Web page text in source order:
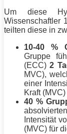
Um diese
Wissenschaftler
teilten diese in
10-40 %
Gruppe
(ECC)2
MVC),
einer
Kraft
40 %
Intensität
(MVC) für